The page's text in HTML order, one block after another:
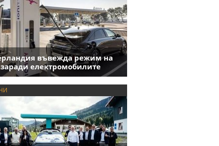
въвежда режим на
заради електромобилите